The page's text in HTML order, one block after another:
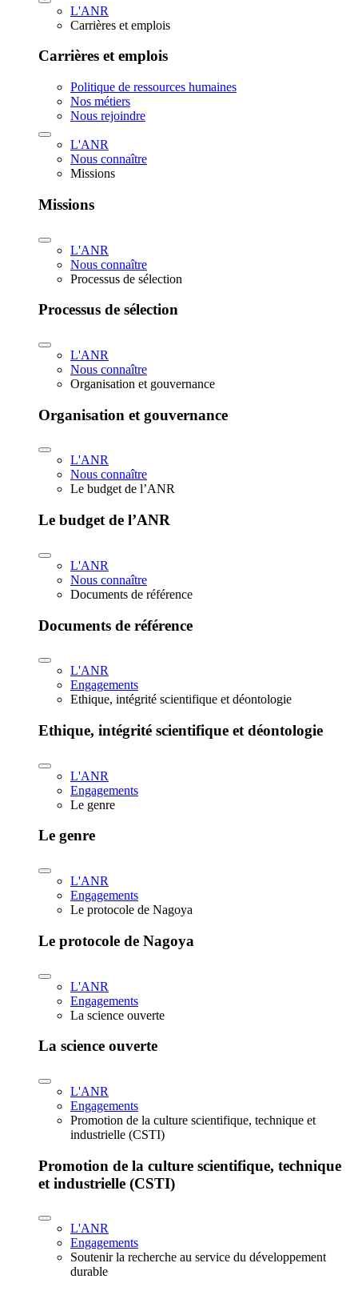
L'ANR
Carrières et emplois
Carrières et emplois
Politique de ressources humaines
Nos métiers
Nous rejoindre
L'ANR
Nous connaître
Missions
Missions
L'ANR
Nous connaître
Processus de sélection
Processus de sélection
L'ANR
Nous connaître
Organisation et gouvernance
Organisation et gouvernance
L'ANR
Nous connaître
Le budget de l’ANR
Le budget de l’ANR
L'ANR
Nous connaître
Documents de référence
Documents de référence
L'ANR
Engagements
Ethique, intégrité scientifique et déontologie
Ethique, intégrité scientifique et déontologie
L'ANR
Engagements
Le genre
Le genre
L'ANR
Engagements
Le protocole de Nagoya
Le protocole de Nagoya
L'ANR
Engagements
La science ouverte
La science ouverte
L'ANR
Engagements
Promotion de la culture scientifique, technique et
industrielle (CSTI)
Promotion de la culture scientifique, technique
et industrielle (CSTI)
L'ANR
Engagements
Soutenir la recherche au service du développement
durable